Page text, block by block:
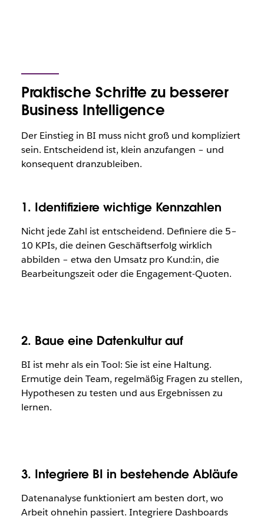
Praktische Schritte zu besserer
Business Intelligence
Der Einstieg in BI muss nicht groß und kompliziert
sein. Entscheidend ist, klein anzufangen – und
konsequent dranzubleiben.
1. Identifiziere wichtige Kennzahlen
Nicht jede Zahl ist entscheidend. Definiere die 5–
10 KPIs, die deinen Geschäftserfolg wirklich
abbilden – etwa den Umsatz pro Kund:in, die
Bearbeitungszeit oder die Engagement-Quoten.
2. Baue eine Datenkultur auf
BI ist mehr als ein Tool: Sie ist eine Haltung.
Ermutige dein Team, regelmäßig Fragen zu stellen,
Hypothesen zu testen und aus Ergebnissen zu
lernen.
3. Integriere BI in bestehende Abläufe
Datenanalyse funktioniert am besten dort, wo
Arbeit ohnehin passiert. Integriere Dashboards